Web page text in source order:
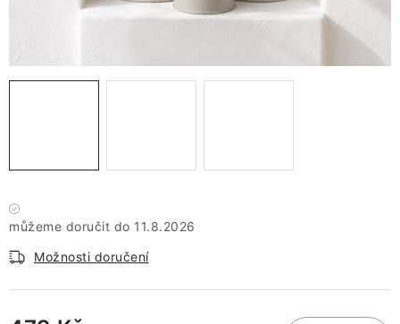
11.8.2026
Možnosti doručení